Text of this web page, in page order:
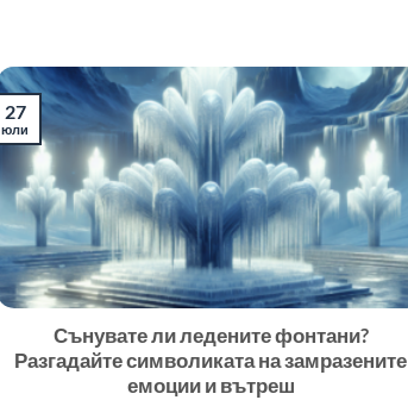
Сънувате ли ледените фонтани?
Разгадайте символиката на замразените
емоции и вътреш
27
юли